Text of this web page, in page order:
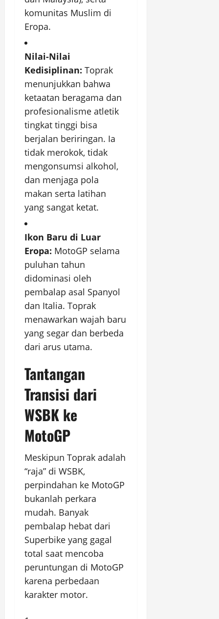
komunitas Muslim di
Eropa.
Nilai-Nilai
Kedisiplinan: Toprak
menunjukkan bahwa
ketaatan beragama dan
profesionalisme atletik
tingkat tinggi bisa
berjalan beriringan. Ia
tidak merokok, tidak
mengonsumsi alkohol,
dan menjaga pola
makan serta latihan
yang sangat ketat.
Ikon Baru di Luar
Eropa: MotoGP selama
puluhan tahun
didominasi oleh
pembalap asal Spanyol
dan Italia. Toprak
menawarkan wajah baru
yang segar dan berbeda
dari arus utama.
Tantangan
Transisi dari
WSBK ke
MotoGP
Meskipun Toprak adalah
“raja” di WSBK,
perpindahan ke MotoGP
bukanlah perkara
mudah. Banyak
pembalap hebat dari
Superbike yang gagal
total saat mencoba
peruntungan di MotoGP
karena perbedaan
karakter motor.